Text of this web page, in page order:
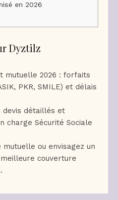
en 2026
Dyztilz
mutuelle 2026 : forfaits
PKR, SMILE) et délais
devis détaillés et
charge Sécurité Sociale
ou envisagez un
couverture